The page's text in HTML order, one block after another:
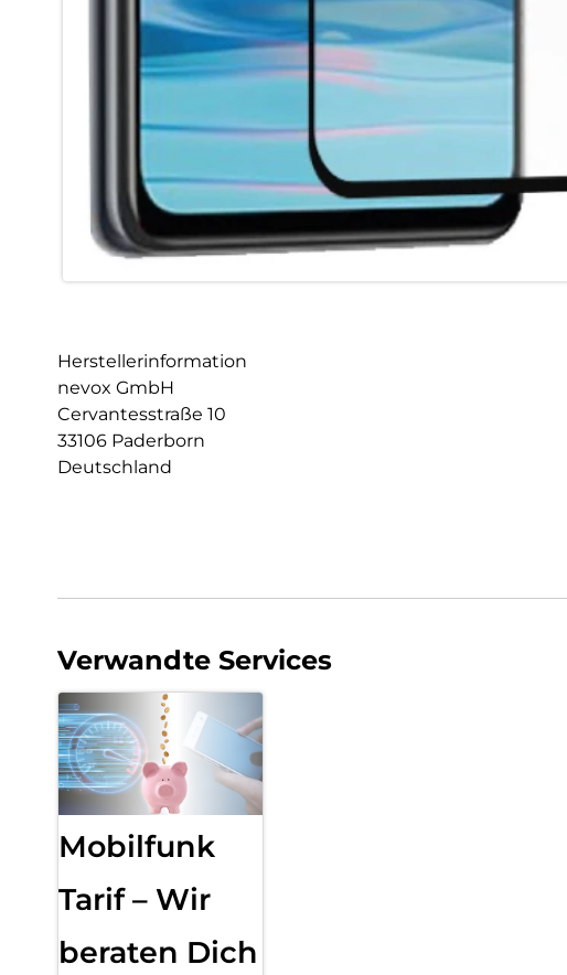
Herstellerinformation
nevox GmbH
Cervantesstraße 10
33106 Paderborn
Deutschland
Verwandte Services
Mobilfunk
Tarif – Wir
beraten Dich